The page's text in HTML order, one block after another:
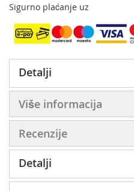
Sigurno plaćanje uz
Detalji
Više informacija
Recenzije
Detalji